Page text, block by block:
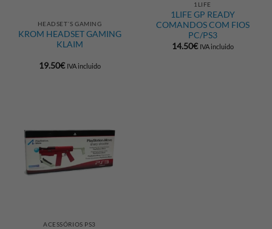
HEADSET´S GAMING
KROM HEADSET GAMING
KLAIM
19.50€ IVA incluido
1LIFE
1LIFE GP READY
COMANDOS COM FIOS
PC/PS3
14.50€ IVA incluido
ACESSÓRIOS PS3